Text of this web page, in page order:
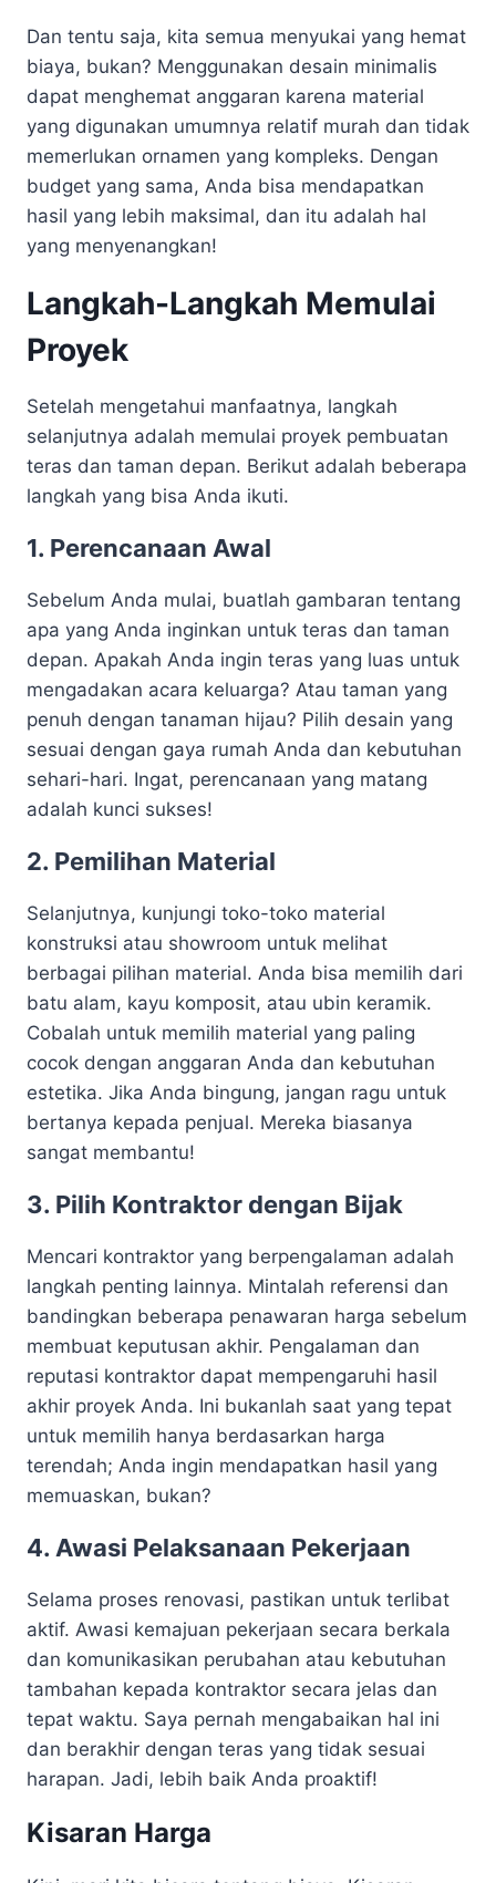
Dan tentu saja, kita semua menyukai yang hemat
biaya, bukan? Menggunakan desain minimalis
dapat menghemat anggaran karena material
yang digunakan umumnya relatif murah dan tidak
memerlukan ornamen yang kompleks. Dengan
budget yang sama, Anda bisa mendapatkan
hasil yang lebih maksimal, dan itu adalah hal
yang menyenangkan!
Langkah-Langkah Memulai
Proyek
Setelah mengetahui manfaatnya, langkah
selanjutnya adalah memulai proyek pembuatan
teras dan taman depan. Berikut adalah beberapa
langkah yang bisa Anda ikuti.
1. Perencanaan Awal
Sebelum Anda mulai, buatlah gambaran tentang
apa yang Anda inginkan untuk teras dan taman
depan. Apakah Anda ingin teras yang luas untuk
mengadakan acara keluarga? Atau taman yang
penuh dengan tanaman hijau? Pilih desain yang
sesuai dengan gaya rumah Anda dan kebutuhan
sehari-hari. Ingat, perencanaan yang matang
adalah kunci sukses!
2. Pemilihan Material
Selanjutnya, kunjungi toko-toko material
konstruksi atau showroom untuk melihat
berbagai pilihan material. Anda bisa memilih dari
batu alam, kayu komposit, atau ubin keramik.
Cobalah untuk memilih material yang paling
cocok dengan anggaran Anda dan kebutuhan
estetika. Jika Anda bingung, jangan ragu untuk
bertanya kepada penjual. Mereka biasanya
sangat membantu!
3. Pilih Kontraktor dengan Bijak
Mencari kontraktor yang berpengalaman adalah
langkah penting lainnya. Mintalah referensi dan
bandingkan beberapa penawaran harga sebelum
membuat keputusan akhir. Pengalaman dan
reputasi kontraktor dapat mempengaruhi hasil
akhir proyek Anda. Ini bukanlah saat yang tepat
untuk memilih hanya berdasarkan harga
terendah; Anda ingin mendapatkan hasil yang
memuaskan, bukan?
4. Awasi Pelaksanaan Pekerjaan
Selama proses renovasi, pastikan untuk terlibat
aktif. Awasi kemajuan pekerjaan secara berkala
dan komunikasikan perubahan atau kebutuhan
tambahan kepada kontraktor secara jelas dan
tepat waktu. Saya pernah mengabaikan hal ini
dan berakhir dengan teras yang tidak sesuai
harapan. Jadi, lebih baik Anda proaktif!
Kisaran Harga